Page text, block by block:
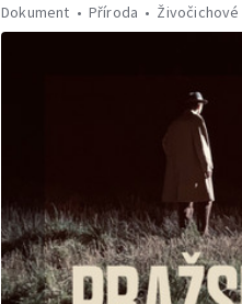
Dokument
Příroda Živočichové